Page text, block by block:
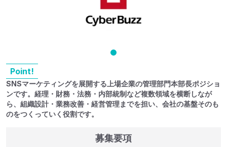
Point!
SNSマーケティングを展開する上場企業の管理部門本部長ポジショ
ンです。経理・財務・法務・内部統制など複数領域を横断しなが
ら、組織設計・業務改善・経営管理までを担い、会社の基盤そのも
のをつくっていく役割です。
募集要項